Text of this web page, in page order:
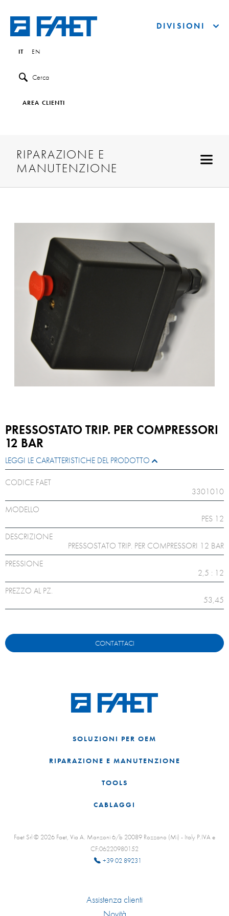
IT EN
Cerca
AREA CLIENTI
DIVISIONI
RIPARAZIONE E
MANUTENZIONE
PRESSOSTATO TRIP. PER COMPRESSORI
12 BAR
LEGGI LE CARATTERISTICHE DEL PRODOTTO
CODICE FAET
3301010
MODELLO
PES 12
DESCRIZIONE
PRESSOSTATO TRIP. PER COMPRESSORI 12 BAR
PRESSIONE
2,5 : 12
PREZZO AL PZ.
53,45
CONTATTACI
SOLUZIONI PER OEM
RIPARAZIONE E MANUTENZIONE
TOOLS
CABLAGGI
Faet Srl © 2026 Faet, Via A. Manzoni 6/b 20089 Rozzano (Mi) - Italy P.IVA e
CF:06220980152
+39 02 89231
Assistenza clienti